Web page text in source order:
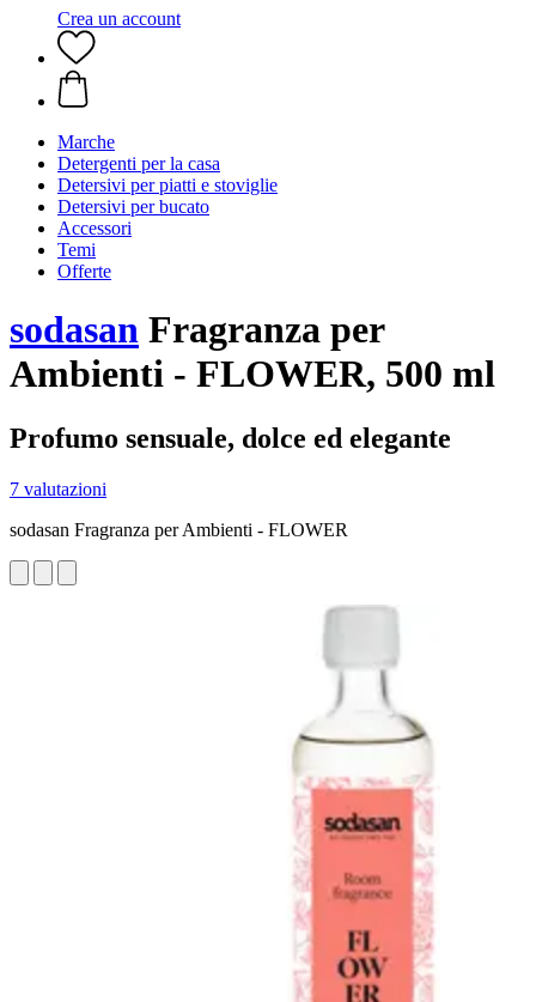
Crea un account
Marche
Detergenti per la casa
Detersivi per piatti e stoviglie
Detersivi per bucato
Accessori
Temi
Offerte
sodasan Fragranza per
Ambienti - FLOWER, 500 ml
Profumo sensuale, dolce ed elegante
7 valutazioni
sodasan Fragranza per Ambienti - FLOWER